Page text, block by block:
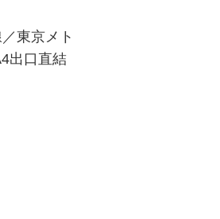
東京メト
出口直結